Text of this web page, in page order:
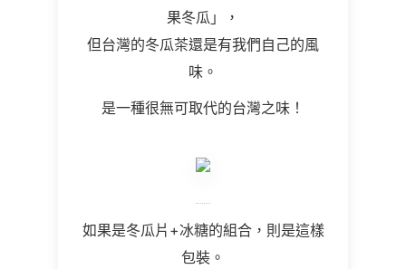
果冬瓜」，
但台灣的冬瓜茶還是有我們自己的風
味。
是一種很無可取代的台灣之味！
如果是冬瓜片+冰糖的組合，則是這樣
包裝。